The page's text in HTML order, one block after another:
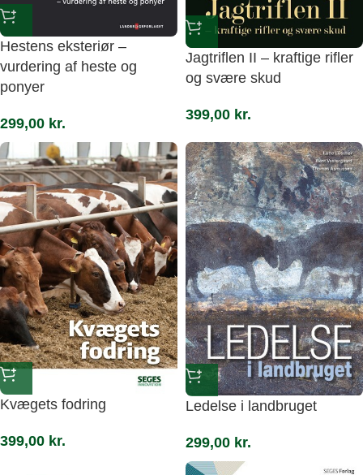
Hestens eksteriør –
vurdering af heste og
ponyer
299,00 kr.
Jagtriflen II – kraftige rifler
og svære skud
399,00 kr.
Kvægets fodring
399,00 kr.
Ledelse i landbruget
299,00 kr.